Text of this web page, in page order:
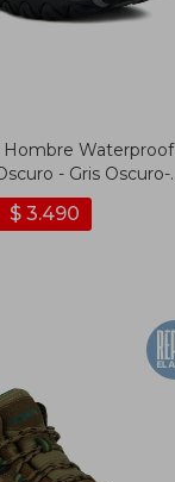
Hombre Waterproof
- Gris Oscuro-
$ 3.490